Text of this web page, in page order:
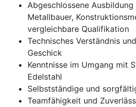
Abgeschlossene Ausbildung
Metallbauer,
vergleichbare Qualifikation
Technisches Verständnis
Geschick
Kenntnisse im Umgang mit
Edelstahl
Selbstständige und
Teamfähigkeit und